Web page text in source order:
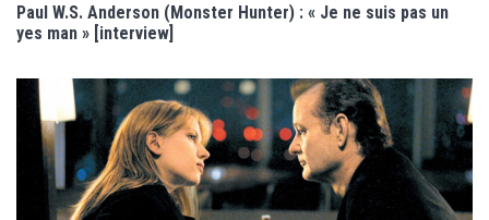
Paul W.S. Anderson (Monster Hunter) : « Je ne suis pas un
yes man » [interview]